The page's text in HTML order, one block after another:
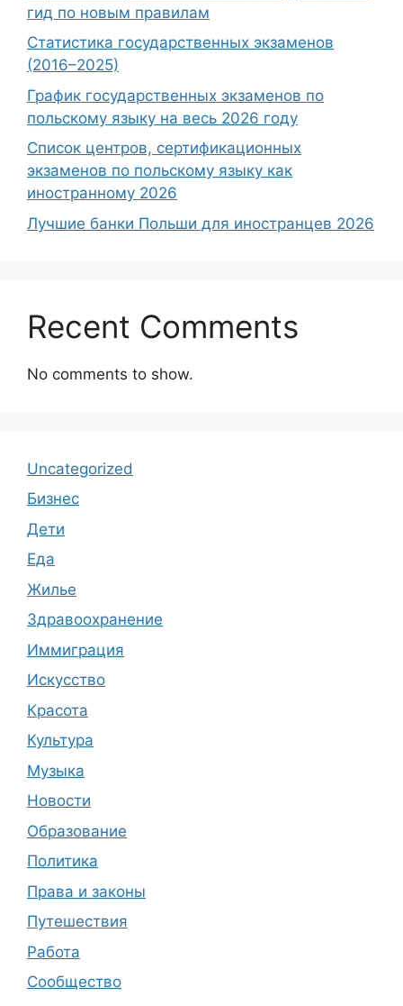
гид по новым правилам
Статистика государственных экзаменов
(2016–2025)
График государственных экзаменов по
польскому языку на весь 2026 году
Список центров, сертификационных
экзаменов по польскому языку как
иностранному 2026
Лучшие банки Польши для иностранцев 2026
Recent Comments
No comments to show.
Uncategorized
Бизнес
Дети
Еда
Жилье
Здравоохранение
Иммиграция
Искусство
Красота
Культура
Музыка
Новости
Образование
Политика
Права и законы
Путешествия
Работа
Сообщество